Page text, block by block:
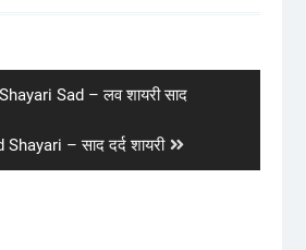
Sad – लव शायरी साद
– साद दर्द शायरी